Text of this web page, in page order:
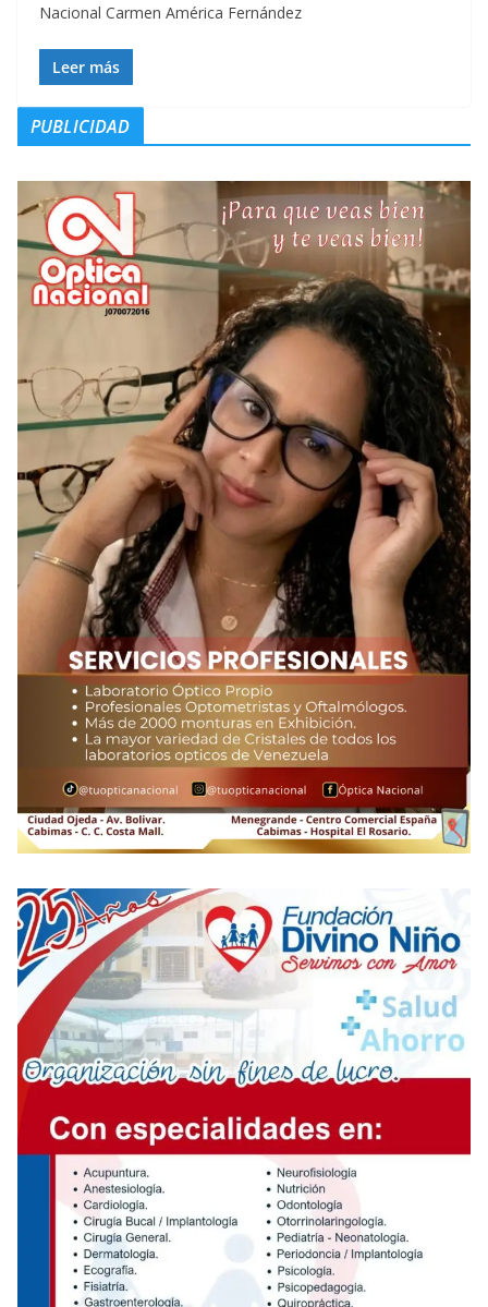
Nacional Carmen América Fernández
Leer más
PUBLICIDAD